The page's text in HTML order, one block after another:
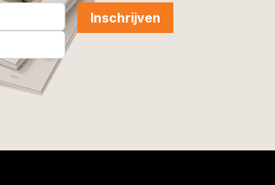
Inschrijven